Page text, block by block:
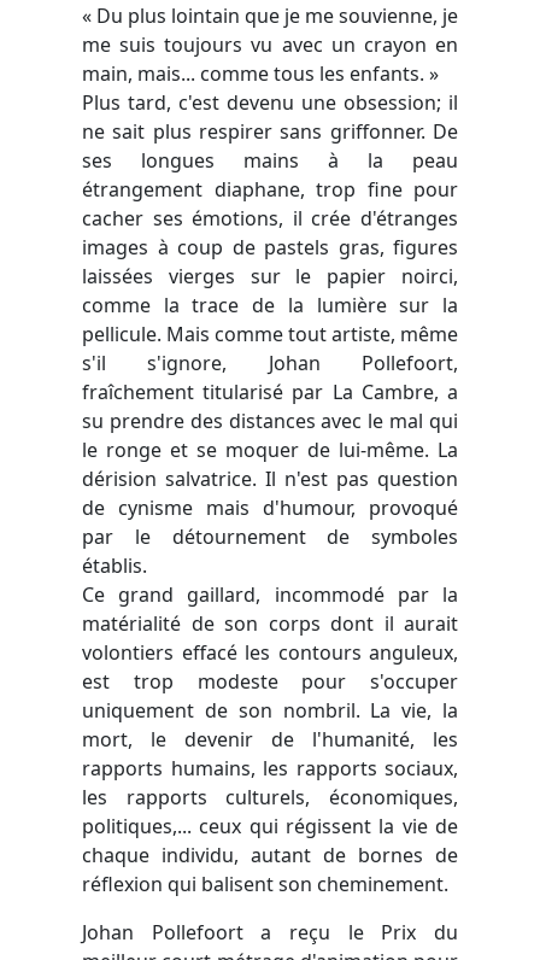
« Du plus lointain que je me souvienne, je
me suis toujours vu avec un crayon en
main, mais... comme tous les enfants. »
Plus tard, c'est devenu une obsession; il
ne sait plus respirer sans griffonner. De
ses longues mains à la peau
étrangement diaphane, trop fine pour
cacher ses émotions, il crée d'étranges
images à coup de pastels gras, figures
laissées vierges sur le papier noirci,
comme la trace de la lumière sur la
pellicule. Mais comme tout artiste, même
s'il s'ignore, Johan Pollefoort,
fraîchement titularisé par La Cambre, a
su prendre des distances avec le mal qui
le ronge et se moquer de lui-même. La
dérision salvatrice. Il n'est pas question
de cynisme mais d'humour, provoqué
par le détournement de symboles
établis.
Ce grand gaillard, incommodé par la
matérialité de son corps dont il aurait
volontiers effacé les contours anguleux,
est trop modeste pour s'occuper
uniquement de son nombril. La vie, la
mort, le devenir de l'humanité, les
rapports humains, les rapports sociaux,
les rapports culturels, économiques,
politiques,... ceux qui régissent la vie de
chaque individu, autant de bornes de
réflexion qui balisent son cheminement.
Johan Pollefoort a reçu le Prix du